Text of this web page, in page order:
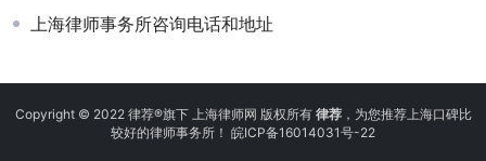
上海律师事务所咨询电话和地址
Copyright © 2022 律荐®旗下 上海律师网 版权所有 律荐，为您推荐上海口碑比
较好的律师事务所！ 皖ICP备16014031号-22